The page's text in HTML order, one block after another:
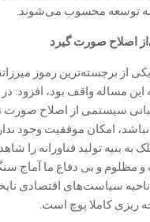
توسعه محسوب می‌شوند.
اصلاح صورت گیرد
یکی از برجسته‌ترین رموز
این مساله واقف بود، افزود:
سیستمی از اصلاح صورت
نباشد، امکان موفقیت وجود
بنیه تولید فناورانه را
و مظلوم و بی دفاع ما آماج
سیاست‌های اقتصادی
ریزی کاملا پوچ است.